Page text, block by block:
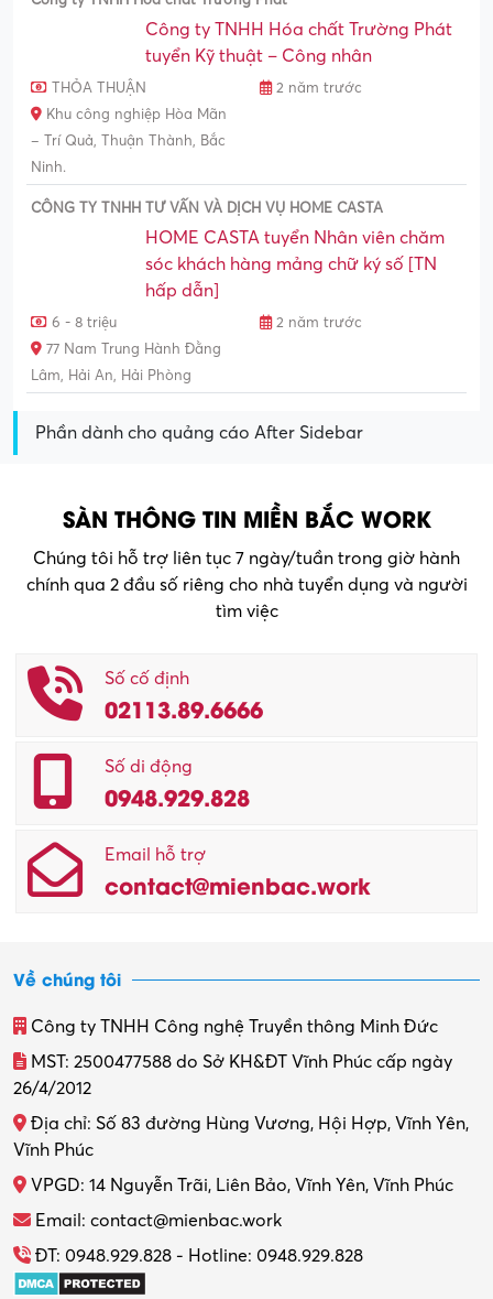
Công ty TNHH Hóa chất Trường Phát
tuyển Kỹ thuật – Công nhân
THỎA THUẬN
2 năm trước
Khu công nghiệp Hòa Mãn
– Trí Quả, Thuận Thành, Bắc
Ninh.
CÔNG TY TNHH TƯ VẤN VÀ DỊCH VỤ HOME CASTA
HOME CASTA tuyển Nhân viên chăm
sóc khách hàng mảng chữ ký số [TN
hấp dẫn]
6 - 8 triệu
2 năm trước
77 Nam Trung Hành Đằng
Lâm, Hải An, Hải Phòng
Phần dành cho quảng cáo After Sidebar
SÀN THÔNG TIN MIỀN BẮC WORK
Chúng tôi hỗ trợ liên tục 7 ngày/tuần trong giờ hành
chính qua 2 đầu số riêng cho nhà tuyển dụng và người
tìm việc
Số cố định
02113.89.6666
Số di động
0948.929.828
Email hỗ trợ
contact@mienbac.work
Về chúng tôi
Công ty TNHH Công nghệ Truyền thông Minh Đức
MST: 2500477588 do Sở KH&ĐT Vĩnh Phúc cấp ngày
26/4/2012
Địa chỉ: Số 83 đường Hùng Vương, Hội Hợp, Vĩnh Yên,
Vĩnh Phúc
VPGD: 14 Nguyễn Trãi, Liên Bảo, Vĩnh Yên, Vĩnh Phúc
Email: contact@mienbac.work
ĐT: 0948.929.828 - Hotline: 0948.929.828